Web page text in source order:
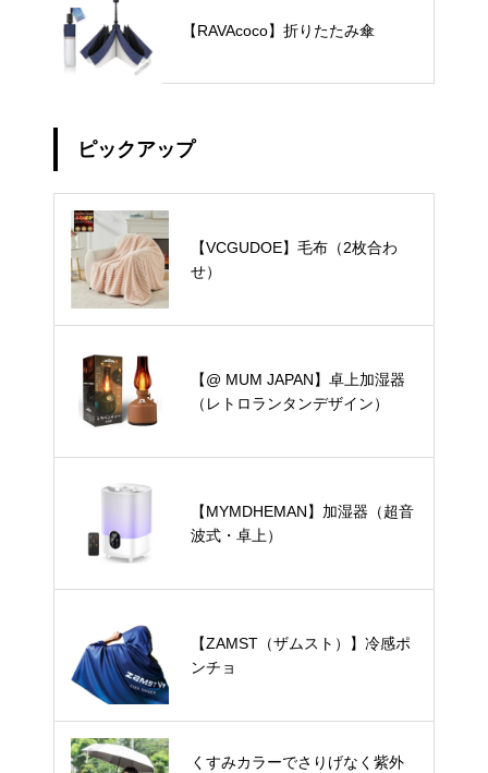
【RAVAcoco】折りたたみ傘
ピックアップ
【VCGUDOE】毛布（2枚合わ
せ）
【@ MUM JAPAN】卓上加湿器
（レトロランタンデザイン）
【MYMDHEMAN】加湿器（超音
波式・卓上）
【ZAMST（ザムスト）】冷感ポ
ンチョ
くすみカラーでさりげなく紫外